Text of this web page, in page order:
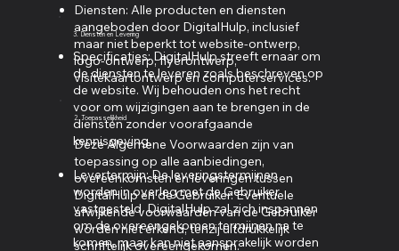
Diensten: Alle producten en diensten
aangeboden door DigitalHulp, inclusief
maar niet beperkt tot website-ontwerp,
logo-ontwerp, flyerontwerp,
visitekaartontwerp en computerservices.
2. Toepasselijkheid
Deze Algemene Voorwaarden zijn van
toepassing op alle aanbiedingen,
overeenkomsten en leveringen tussen
DigitalHulp en de Gebruiker. Eventuele
afwijkende voorwaarden van de Gebruiker
worden niet erkend, tenzij uitdrukkelijk
schriftelijk overeengekomen.
3. Diensten en Levering
Specificaties: DigitalHulp streeft ernaar om
de diensten te leveren zoals beschreven op
de website. Wij behouden ons het recht
voor om wijzigingen aan te brengen in de
diensten zonder voorafgaande
kennisgeving.
Levertermijn: De leveringstermijnen
worden in overleg met de Gebruiker
vastgesteld. DigitalHulp zal zich inspannen
om de overeengekomen termijnen na te
komen, maar kan niet aansprakelijk worden